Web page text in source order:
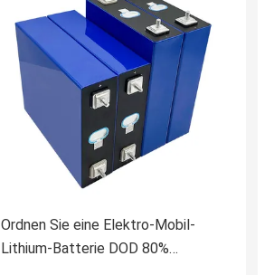
Ordnen Sie eine Elektro-Mobil-
Lithium-Batterie DOD 80%